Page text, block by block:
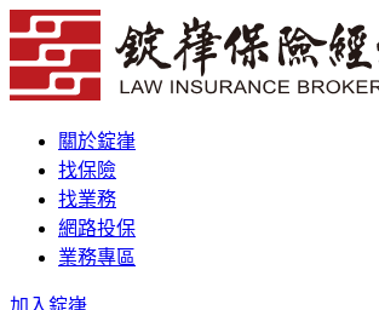
關於錠嵂
找保險
找業務
網路投保
業務專區
加入錠嵂